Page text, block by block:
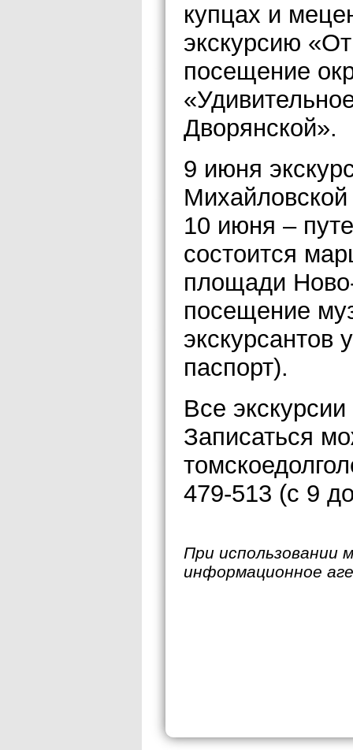
купцах и
экскурсию
посещение
Дворянской».
9 июня
10 июня –
состоится
площади
посещение
экскурсантов
паспорт).
Все
Записаться
479-513 (с 9
При использовании
информационное